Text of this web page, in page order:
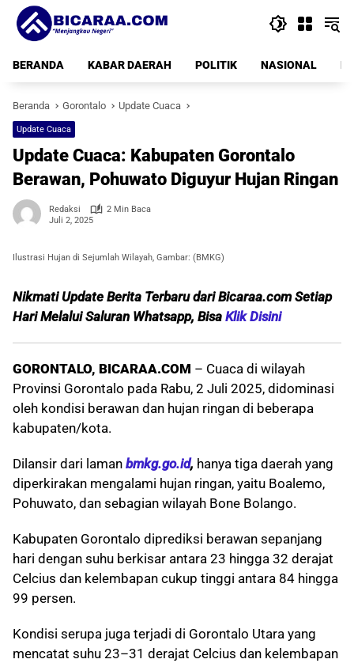
Langsung
konten
BERANDA
KABAR DAERAH POLITIK NASIONAL
Beranda Gorontalo Update Cuaca
Update Cuaca
Update Cuaca: Kabupaten Gorontalo
Berawan, Pohuwato Diguyur Hujan Ringan
Redaksi
2 Min Baca
Juli 2, 2025
Ilustrasi Hujan di Sejumlah Wilayah, Gambar: (BMKG)
Nikmati Update Berita Terbaru dari Bicaraa.com Setiap
Hari Melalui Saluran Whatsapp, Bisa Klik Disini
GORONTALO, BICARAA.COM – Cuaca di wilayah
Provinsi Gorontalo pada Rabu, 2 Juli 2025, didominasi
oleh kondisi berawan dan hujan ringan di beberapa
kabupaten/kota.
Dilansir dari laman bmkg.go.id, hanya tiga daerah yang
diperkirakan mengalami hujan ringan, yaitu Boalemo,
Pohuwato, dan sebagian wilayah Bone Bolango.
Kabupaten Gorontalo diprediksi berawan sepanjang
hari dengan suhu berkisar antara 23 hingga 32 derajat
Celcius dan kelembapan cukup tinggi antara 84 hingga
99 persen.
Kondisi serupa juga terjadi di Gorontalo Utara yang
mencatat suhu 23–31 derajat Celcius dan kelembapan